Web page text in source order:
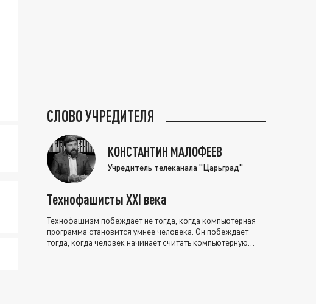
СЛОВО УЧРЕДИТЕЛЯ
КОНСТАНТИН МАЛОФЕЕВ
Учредитель телеканала "Царьград"
Технофашисты XXI века
Технофашизм побеждает не тогда, когда компьютерная
программа становится умнее человека. Он побеждает
тогда, когда человек начинает считать компьютерную